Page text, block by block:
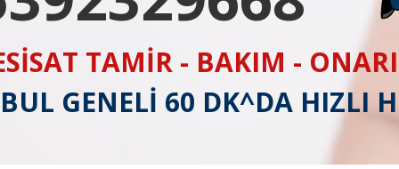
TAMİR - BAKIM -
GENELİ 60 DK^DA HIZLI